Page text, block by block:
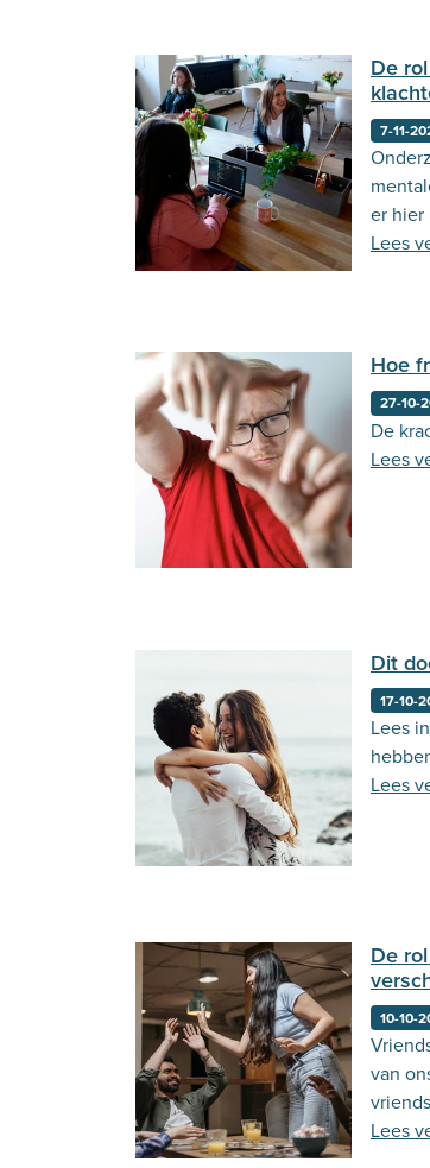
De
7-11-
er hier
Lees
Hoe
27-10-
De
Lees
Dit
17-10-
Lees
Lees
De
10-10-
van
Lees